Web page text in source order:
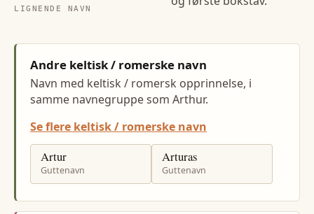
LIGNENDE NAVN
Andre keltisk / romerske navn
Navn med keltisk / romersk opprinnelse, i
samme navnegruppe som Arthur.
Se flere keltisk / romerske navn
Artur
Guttenavn
Arturas
Guttenavn